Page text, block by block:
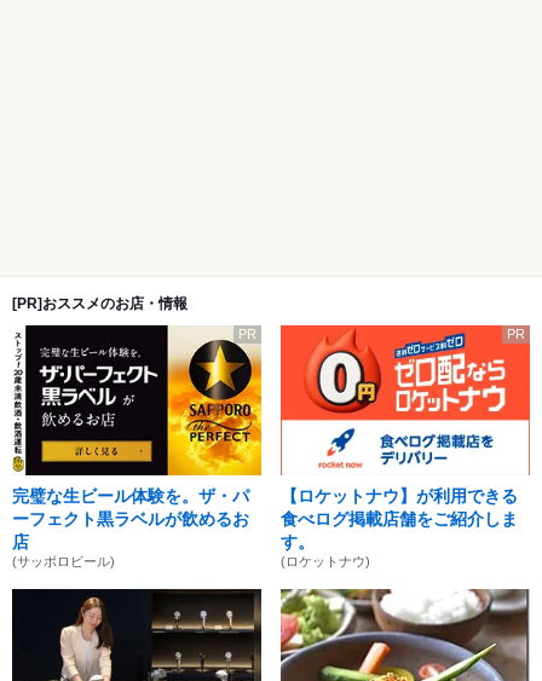
[PR]おススメのお店・情報
PR
完璧な生ビール体験を。ザ・パ
ーフェクト黒ラベルが飲めるお
店
(サッポロビール)
PR
【ロケットナウ】が利用できる
食べログ掲載店舗をご紹介しま
す。
(ロケットナウ)